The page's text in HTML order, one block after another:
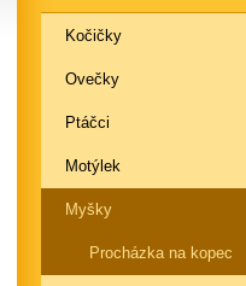
Kočičky
Ovečky
Ptáčci
Motýlek
Myšky
Procházka na kopec